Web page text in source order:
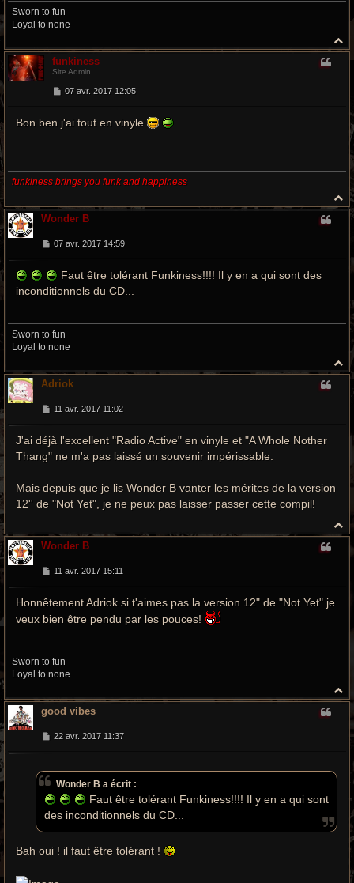
Sworn to fun
Loyal to none
a
funkiness
Site Admin
M
s
a
07 avr. 2017 12:05
Bon ben j'ai tout en vinyle
funkiness brings you funk and happiness
H
a
Wonder B
M
s
g
07 avr. 2017 14:59
Faut être tolérant Funkiness!!!! Il y en a qui sont des
inconditionnels du CD...
Sworn to fun
Loyal to none
a
Adriok
M
s
11 avr. 2017 11:02
J'ai déjà l'excellent "Radio Active" en vinyle et "A Whole Nother
Thang" ne m'a pas laissé un souvenir impérissable.
Mais depuis que je lis Wonder B vanter les mérites de la version
12'' de "Not Yet", je ne peux pas laisser passer cette compil!
H
a
Wonder B
M
s
g
11 avr. 2017 15:11
Honnêtement Adriok si t'aimes pas la version 12" de "Not Yet" je
veux bien être pendu par les pouces!
Sworn to fun
Loyal to none
a
good vibes
M
g
e
22 avr. 2017 11:37
Wonder B a écrit :
Faut être tolérant Funkiness!!!! Il y en a qui sont
des inconditionnels du CD...
Bah oui ! il faut être tolérant !